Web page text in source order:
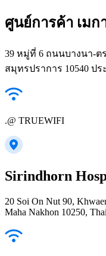
ศูนย์การค้า เมก
39 หมู่ที่ 6 ถนนบางนา-ต
สมุทรปราการ 10540 ปร
.@ TRUEWIFI
Sirindhorn
20 Soi On Nut 90,
Maha Nakhon 10250,